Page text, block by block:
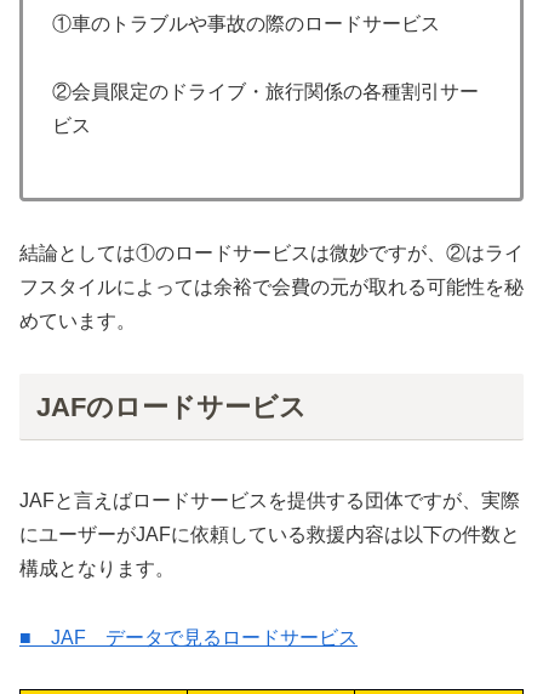
①車のトラブルや事故の際のロードサービス
②会員限定のドライブ・旅行関係の各種割引サー
ビス
結論としては①のロードサービスは微妙ですが、②はライ
フスタイルによっては余裕で会費の元が取れる可能性を秘
めています。
JAFのロードサービス
JAFと言えばロードサービスを提供する団体ですが、実際
にユーザーがJAFに依頼している救援内容は以下の件数と
構成となります。
■ JAF データで見るロードサービス